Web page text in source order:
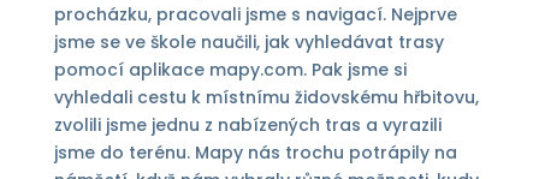
procházku, pracovali jsme s navigací. Nejprve
jsme se ve škole naučili, jak vyhledávat trasy
pomocí aplikace mapy.com. Pak jsme si
vyhledali cestu k místnímu židovskému hřbitovu,
zvolili jsme jednu z nabízených tras a vyrazili
jsme do terénu. Mapy nás trochu potrápily na